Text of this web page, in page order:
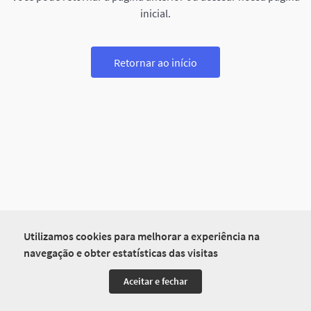
Utilizamos cookies para melhorar a experiência na
navegação e obter estatísticas das visitas
Aceitar e fechar
inicial.
Retornar ao início